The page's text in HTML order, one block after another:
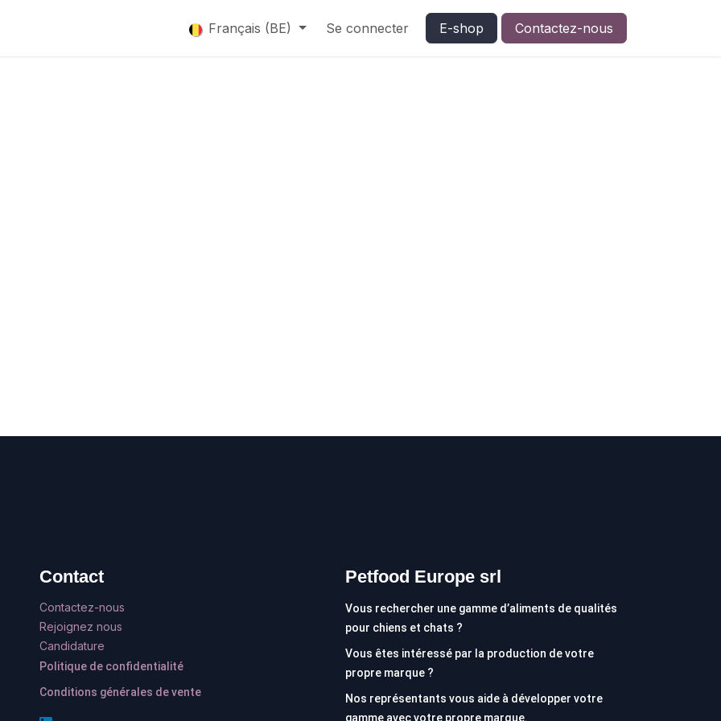
Français (BE) Se connecter E-shop Contactez-nous
Contact
Contactez-nous
Rejoignez nous
Candidature
Politique de confidentialité
Conditions générales de vente
Petfood Europe srl
Vous rechercher une gamme d’aliments de qualités
pour chiens et chats ?
Vous êtes intéressé par la production de votre
propre marque ?
Nos représentants vous aide à développer votre
gamme avec votre propre marque.